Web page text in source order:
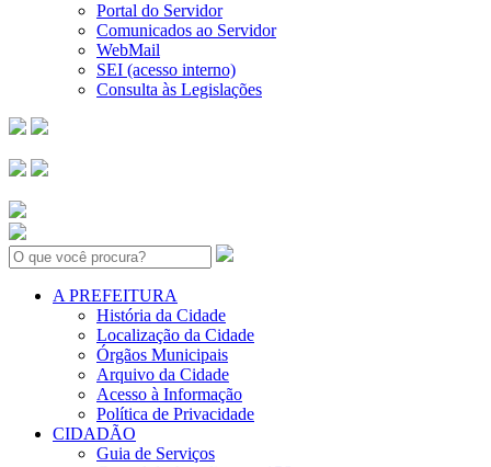
Portal do Servidor
Comunicados ao Servidor
WebMail
SEI (acesso interno)
Consulta às Legislações
Search:
A PREFEITURA
História da Cidade
Localização da Cidade
Órgãos Municipais
Arquivo da Cidade
Acesso à Informação
Política de Privacidade
CIDADÃO
Guia de Serviços